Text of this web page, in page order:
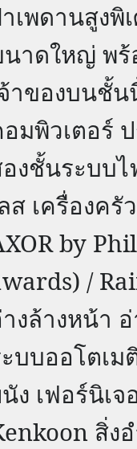
เพดานสูงพิ
าดใหญ่ พร้
าของบนชั้
มพิวเตอร์
งชั้นระบบ
ส เครื่องครั
by
/
งล้างหน้า
บบออโตเ
ง เฟอร์นิเ
สิ่ง